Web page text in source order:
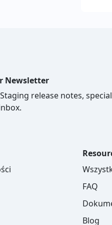
Newsletter
release notes,
FAQ
Blog